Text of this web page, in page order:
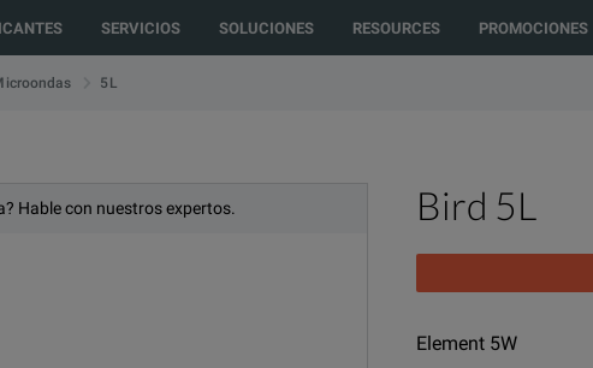
another country or region to see content and products specific to your location?
SERVICIOS SOLUCIONES RESOURCES PROMOCIONES
5L
Hable con nuestros expertos. Bird 5L
Element 5W